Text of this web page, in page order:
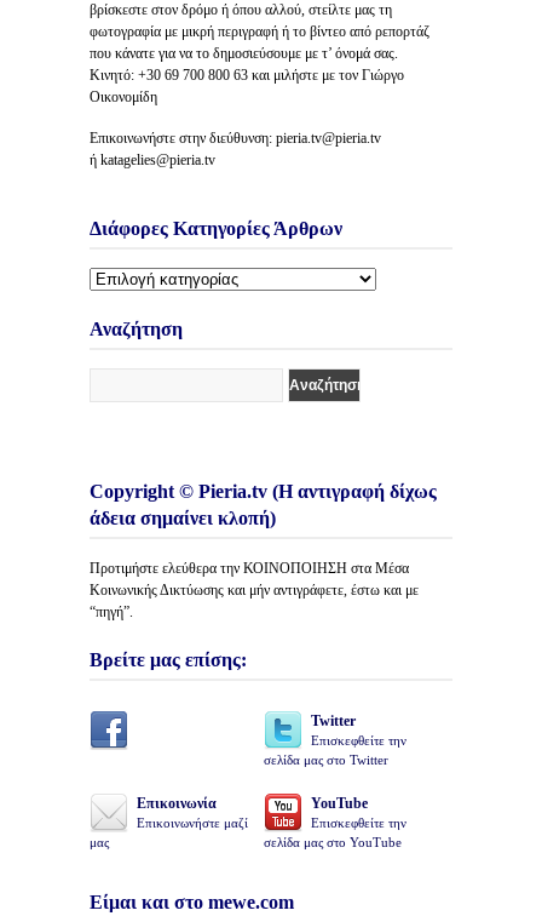
βρίσκεστε στον δρόμο ή όπου αλλού, στείλτε μας τη
φωτογραφία με μικρή περιγραφή ή το βίντεο από ρεπορτάζ
που κάνατε για να το δημοσιεύσουμε με τ’ όνομά σας.
Κινητό: +30 69 700 800 63 και μιλήστε με τον Γιώργο
Οικονομίδη
Επικοινωνήστε στην διεύθυνση: pieria.tv@pieria.tv
ή katagelies@pieria.tv
Διάφορες Κατηγορίες Άρθρων
Διάφορες
Άρθρων
Αναζήτηση
Copyright © Pieria.tv (Η αντιγραφή δίχως
άδεια σημαίνει κλοπή)
Προτιμήστε ελεύθερα την ΚΟΙΝΟΠΟΙΗΣΗ στα Μέσα
Κοινωνικής Δικτύωσης και μήν αντιγράφετε, έστω και με
“πηγή”.
Βρείτε μας επίσης:
Twitter
Επισκεφθείτε την
σελίδα μας στο Twitter
Επικοινωνία
Επικοινωνήστε μαζί
μας
YouTube
Επισκεφθείτε την
σελίδα μας στο YouTube
Είμαι και στο mewe.com